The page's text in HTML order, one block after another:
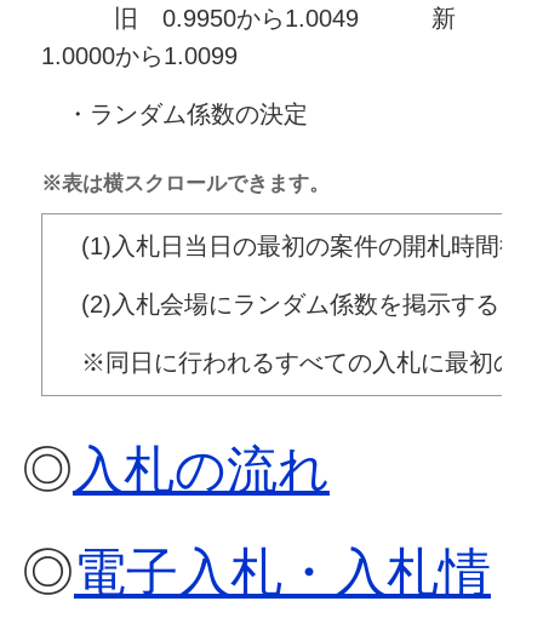
旧 0.9950から1.0049 新
1.0000から1.0099
・ランダム係数の決定
※表は横スクロールできます。
(1)入札日当日の最初の案件の開札時間後
(2)入札会場にランダム係数を掲示する
※同日に行われるすべての入札に最初の案
◎入札の流れ
◎電子入札・入札情